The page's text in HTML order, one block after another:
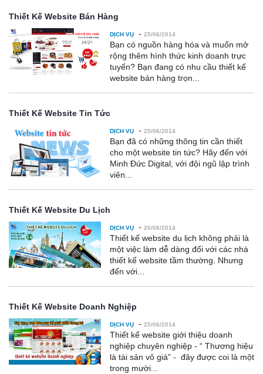
Thiết Kế Website Bán Hàng
DỊCH VỤ - 25/06/2014
Bạn có nguồn hàng hóa và muốn mở
rộng thêm hình thức kinh doanh trực
tuyến? Bạn đang có nhu cầu thiết kế
website bán hàng trọn...
Thiết Kế Website Tin Tức
DỊCH VỤ - 25/06/2014
Bạn đã có những thông tin cần thiết
cho một website tin tức? Hãy đến với
Minh Đức Digital, với đội ngũ lập trình
viên...
Thiết Kế Website Du Lịch
DỊCH VỤ - 26/06/2014
Thiết kế website du lịch không phải là
một việc làm dễ dàng đối với các nhà
thiết kế website tầm thường. Nhưng
đến với...
Thiết Kế Website Doanh Nghiệp
DỊCH VỤ - 25/06/2014
Thiết kế website giới thiệu doanh
nghiệp chuyên nghiệp - “ Thương hiệu
là tài sản vô giá” - đây được coi là một
trong mười...